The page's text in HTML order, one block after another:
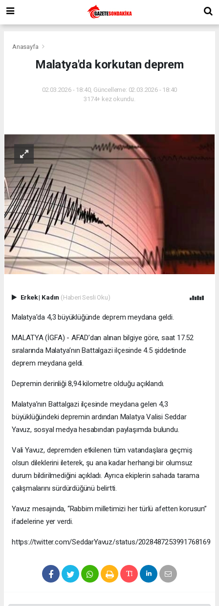
Anasayfa
Malatya'da korkutan deprem
02.03.2026 - 18:40, Güncelleme: 02.03.2026 - 18:40
3174+ kez okundu.
Erkek| Kadın (Haberi Sesli Oku)
Malatya'da 4,3 büyüklüğünde deprem meydana geldi.
MALATYA (İGFA) - AFAD’dan alınan bilgiye göre, saat 17.52
sıralarında Malatya’nın Battalgazi ilçesinde 4.5 şiddetinde
deprem meydana geldi.
Depremin derinliği 8,94 kilometre olduğu açıklandı.
Malatya’nın Battalgazi ilçesinde meydana gelen 4,3
büyüklüğündeki depremin ardından Malatya Valisi Seddar
Yavuz, sosyal medya hesabından paylaşımda bulundu.
Vali Yavuz, depremden etkilenen tüm vatandaşlara geçmiş
olsun dileklerini ileterek, şu ana kadar herhangi bir olumsuz
durum bildirilmediğini açıkladı. Ayrıca ekiplerin sahada tarama
çalışmalarını sürdürdüğünü belirtti.
Yavuz mesajında, “Rabbim milletimizi her türlü afetten korusun”
ifadelerine yer verdi.
https://twitter.com/SeddarYavuz/status/2028487253991768169